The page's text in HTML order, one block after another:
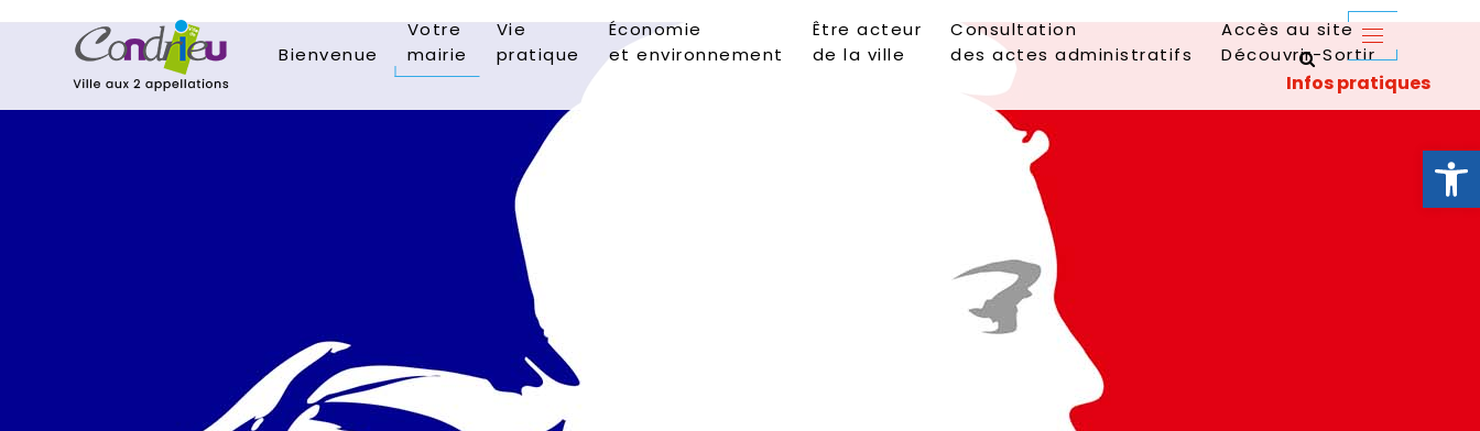
Ouvrir
Bienvenue
Votre
mairie
Vie
pratique
Économie
et environnement
Être acteur
de la ville
Consultation
des actes administratifs
Accès au site
Découvrir-Sortir